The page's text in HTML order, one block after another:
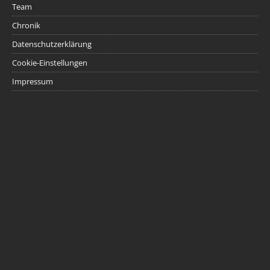
Team
Chronik
Datenschutzerklärung
Cookie-Einstellungen
Impressum